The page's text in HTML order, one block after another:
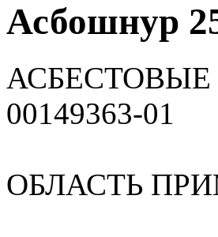
Асбошнур
00149363-01
ОБЛАСТЬ